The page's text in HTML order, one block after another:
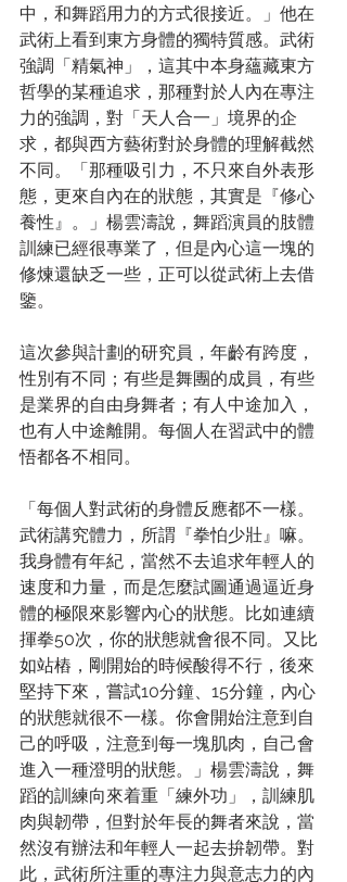
中，和舞蹈用力的方式很接近。」他在
武術上看到東方身體的獨特質感。武術
強調「精氣神」，這其中本身蘊藏東方
哲學的某種追求，那種對於人內在專注
力的強調，對「天人合一」境界的企
求，都與西方藝術對於身體的理解截然
不同。「那種吸引力，不只來自外表形
態，更來自內在的狀態，其實是『修心
養性』。」楊雲濤說，舞蹈演員的肢體
訓練已經很專業了，但是內心這一塊的
修煉還缺乏一些，正可以從武術上去借
鑒。
這次參與計劃的研究員，年齡有跨度，
性別有不同；有些是舞團的成員，有些
是業界的自由身舞者；有人中途加入，
也有人中途離開。每個人在習武中的體
悟都各不相同。
「每個人對武術的身體反應都不一樣。
武術講究體力，所謂『拳怕少壯』嘛。
我身體有年紀，當然不去追求年輕人的
速度和力量，而是怎麼試圖通過逼近身
體的極限來影響內心的狀態。比如連續
揮拳50次，你的狀態就會很不同。又比
如站樁，剛開始的時候酸得不行，後來
堅持下來，嘗試10分鐘、15分鐘，內心
的狀態就很不一樣。你會開始注意到自
己的呼吸，注意到每一塊肌肉，自己會
進入一種澄明的狀態。」楊雲濤說，舞
蹈的訓練向來着重「練外功」，訓練肌
肉與韌帶，但對於年長的舞者來說，當
然沒有辦法和年輕人一起去拚韌帶。對
此，武術所注重的專注力與意志力的內